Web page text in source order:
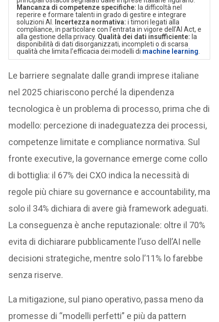
Mancanza di competenze specifiche: la difficoltà nel
reperire e formare talenti in grado di gestire e integrare
soluzioni AI.
Incertezza normativa: i timori legati alla
compliance, in particolare con l’entrata in vigore dell’AI Act, e
alla gestione della privacy. Qualità dei dati insufficiente: la
disponibilità di dati disorganizzati, incompleti o di scarsa
qualità che limita l’efficacia dei modelli di machine learning
Le barriere segnalate dalle grandi imprese italiane
nel 2025 chiariscono perché la dipendenza
tecnologica è un problema di processo, prima che di
modello: percezione di inadeguatezza dei processi,
competenze limitate e compliance normativa. Sul
fronte executive, la governance emerge come collo
di bottiglia: il 67% dei CXO indica la necessità di
regole più chiare su governance e accountability, ma
solo il 34% dichiara di avere già framework adeguati.
La conseguenza è anche reputazionale: oltre il 70%
evita di dichiarare pubblicamente l’uso dell’AI nelle
decisioni strategiche, mentre solo l’11% lo farebbe
senza riserve.
La mitigazione, sul piano operativo, passa meno da
promesse di “modelli perfetti” e più da pattern